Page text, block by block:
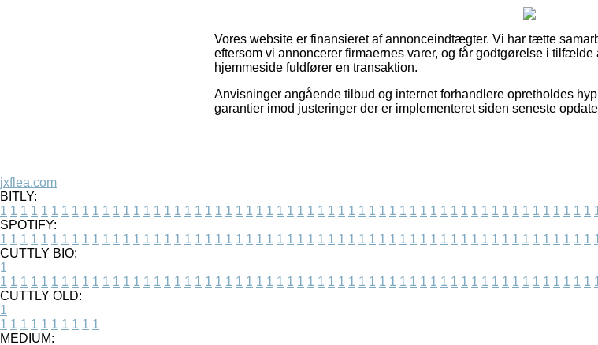
Vores website er finansieret af annonceindtægter. Vi har tætte
eftersom vi annoncerer firmaernes varer, og får godtgørelse i
hjemmeside fuldfører en transaktion.
Anvisninger angående tilbud og internet forhandlere opretholdes
garantier imod justeringer der er implementeret siden seneste
jxflea.com
BITLY:
1 1 1 1 1 1 1 1 1 1 1 1 1 1 1 1 1 1 1 1 1 1 1 1 1 1 1 1 1 1 1 1 1 1 1 1 1 1 1 1 1 1 1 1 1 1 1 1 1 1 1 1 1 1 1 1 1 1
SPOTIFY:
1 1 1 1 1 1 1 1 1 1 1 1 1 1 1 1 1 1 1 1 1 1 1 1 1 1 1 1 1 1 1 1 1 1 1 1 1 1 1 1 1 1 1 1 1 1 1 1 1 1 1 1 1 1 1 1 1 1
CUTTLY BIO:
1
1 1 1 1 1 1 1 1 1 1 1 1 1 1 1 1 1 1 1 1 1 1 1 1 1 1 1 1 1 1 1 1 1 1 1 1 1 1 1 1 1 1 1 1 1 1 1 1 1 1 1 1 1 1 1 1 1 1
CUTTLY OLD:
1
1 1 1 1 1 1 1 1 1 1
MEDIUM: